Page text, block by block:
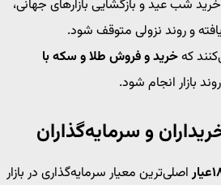
شب عید و بازگشایی بازارهای جهانی،
و روند نزولی متوقف شود.
کهخرید و فروش طلا و سکه با
بازار انجام شود.
و سرمایه‌گذاران
اصلی‌ترین معیار سرمایه‌گذاری در بازار